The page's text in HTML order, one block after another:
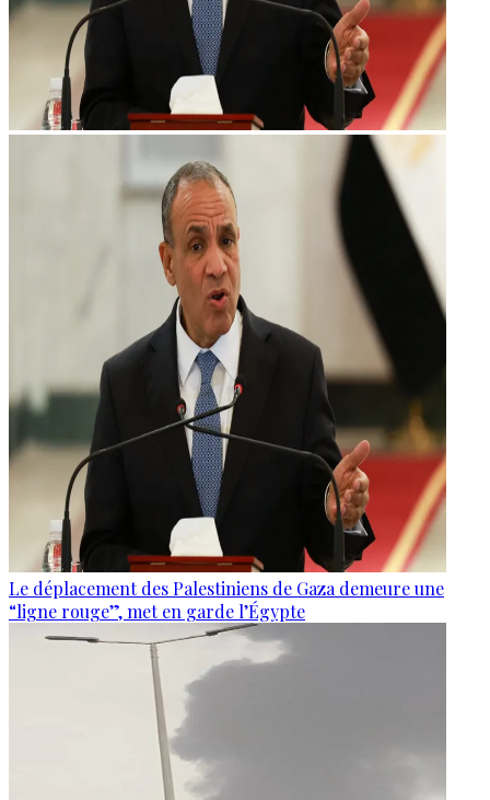
Le déplacement des Palestiniens de Gaza demeure une
“ligne rouge”, met en garde l’Égypte